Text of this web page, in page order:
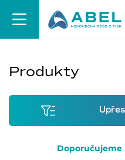
Produkty
Doporučujeme